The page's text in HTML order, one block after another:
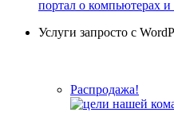
портал о компьютерах и
Услуги запросто с
Распродажа!